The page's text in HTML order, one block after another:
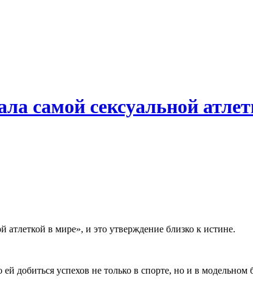
самой сексуальной
в мире», и это утверждение близко к истине.
добиться успехов не только в спорте, но и в модельном